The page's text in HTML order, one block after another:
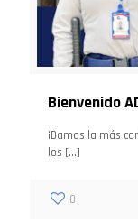
Bienvenido
¡Damos la más
los […]
0